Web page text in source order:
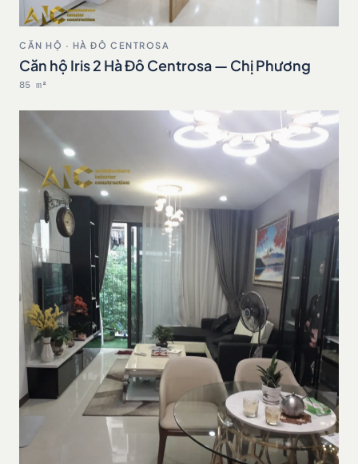
CĂN HỘ · HÀ ĐÔ CENTROSA
Căn hộ Iris 2 Hà Đô Centrosa — Chị Phương
85 m²